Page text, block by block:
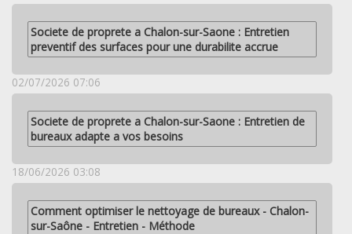
Societe de proprete a Chalon-sur-Saone : Entretien
preventif des surfaces pour une durabilite accrue
02/07/2026 07:06
Societe de proprete a Chalon-sur-Saone : Entretien de
bureaux adapte a vos besoins
18/06/2026 03:08
Comment optimiser le nettoyage de bureaux - Chalon-
sur-Saône - Entretien - Méthode